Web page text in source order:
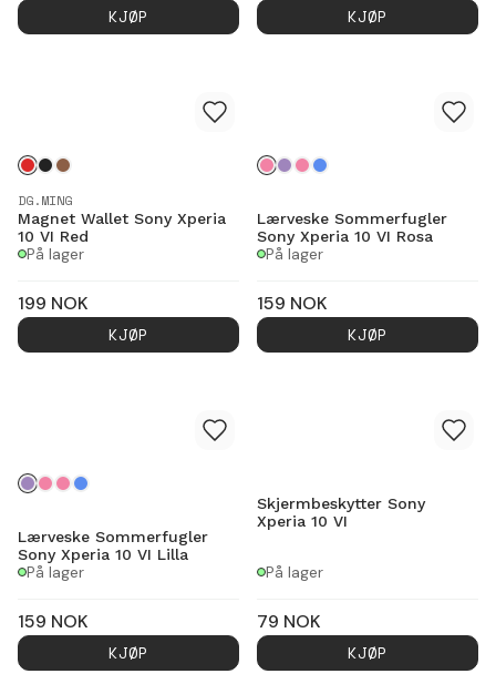
KJØP
KJØP
DG.MING
Magnet Wallet Sony Xperia
10 VI Red
På lager
199 NOK
KJØP
Lærveske Sommerfugler
Sony Xperia 10 VI Rosa
På lager
159 NOK
KJØP
Lærveske Sommerfugler
Sony Xperia 10 VI Lilla
På lager
159 NOK
KJØP
Skjermbeskytter Sony
Xperia 10 VI
På lager
79 NOK
KJØP